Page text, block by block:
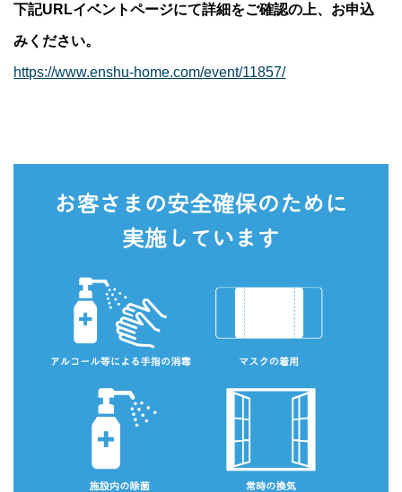
下記URLイベントページにて詳細をご確認の上、お申込
みください。
https://www.enshu-home.com/event/11857/